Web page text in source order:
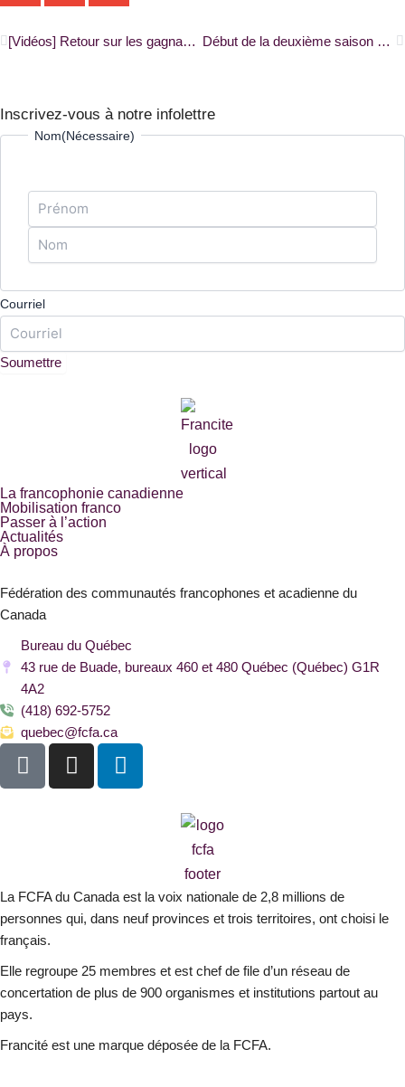
Précédent [Vidéos] Retour sur les gagnants de la 4e édition du concours Slam tes accents |FRANCITÉ| Début de la deuxième saison de la série franco-ontarienne Paris Paris |ONFR+|
Inscrivez-vous à notre infolettre
Nom(Nécessaire)
Prénom
Nom
Courriel
La francophonie canadienne
Mobilisation franco
Passer à l’action
Actualités
À propos
Fédération des communautés francophones et acadienne du
Canada
Bureau du Québec
43 rue de Buade, bureaux 460 et 480 Québec (Québec) G1R
4A2
(418) 692-5752
quebec@fcfa.ca
F
a
o
k
-
s
q
u
a
r
I
n
r
a
m
L
i
i
n
La FCFA du Canada est la voix nationale de 2,8 millions de
personnes qui, dans neuf provinces et trois territoires, ont choisi le
français.
Elle regroupe 25 membres et est chef de file d’un réseau de
concertation de plus de 900 organismes et institutions partout au
pays.
Francité est une marque déposée de la FCFA.